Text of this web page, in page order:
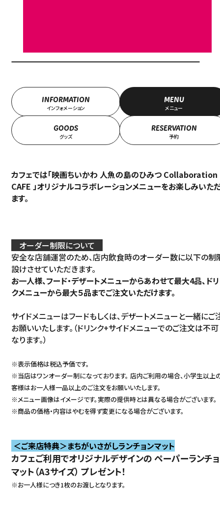
INFORMATION
インフォメーション
MENU
メニュー
GOODS
グッズ
RESERVATION
予約
カフェでは「映画ちいかわ 人魚の島のひみつ Collaboration
CAFE 」オリジナルコラボレーションメニューをお楽しみいた
ます。
オーダー制限について
安全な店舗運営のため、店内飲食時のオーダー数に以下の制
設けさせていただきます。
お一人様、フード・デザートメニューからあわせて最大4品、ド
クメニューから最大５品までご注文いただけます。
サイドメニューはフードもしくは、デザートメニューと一緒にご
お願いいたします。（ドリンク+サイドメニューでのご注文は不
なります。）
※表示価格は税込予価です。
※当店はワンオーダー制になっております。 店内ご利用の場合、小学生以上
客様はお一人様一品以上のご注文をお願いいたします。
※メニュー画像はイメージです。実際の提供時とは異なる場合がございます。
※商品の価格・内容はやむを得ず変更になる場合がございます。
＜ご来店特典＞まちがいさがしランチョンマット
カフェご利用でオリジナルデザインの ペーパーランチ
マット（A3サイズ） プレゼント！
※お一人様につき1枚のお渡しとなります。